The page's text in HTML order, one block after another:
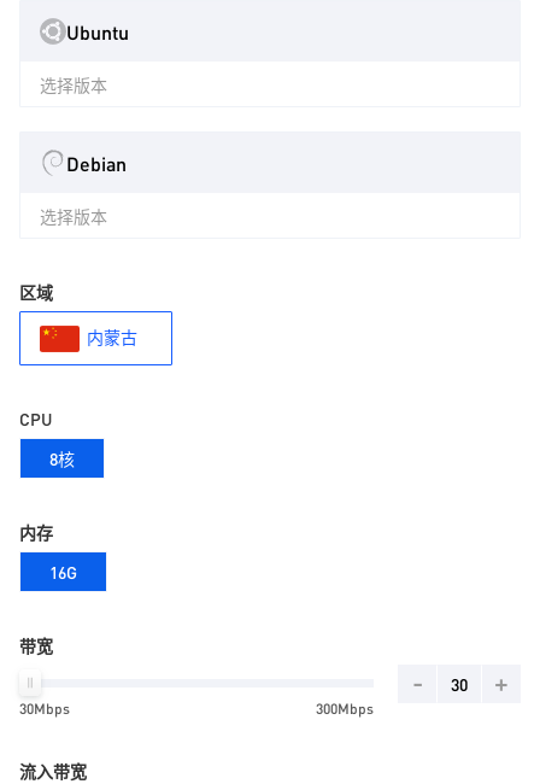
Ubuntu
选择版本
Debian
选择版本
区域
内蒙古
CPU
8核
内存
16G
带宽
30Mbps 300Mbps
- +
流入带宽